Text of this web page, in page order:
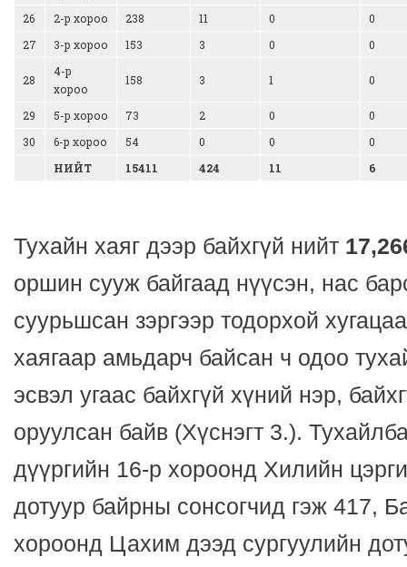
26
2-р хороо 238 11 0
0
27
3-р хороо 153 3 0 0
28
4-р
хороо
158 3 1 0
29 5-р хороо 73 2 0
0
30
6-р хороо 54 0 0
0
НИЙТ
15411 424 11 6
Тухайн хаяг дээр байхгүй нийт
оршин сууж байгаад нүүсэн, нас
суурьшсан зэргээр тодорхой
хаягаар амьдарч байсан ч одоо
эсвэл угаас байхгүй хүний нэр,
оруулсан байв (Хүснэгт 3.).
дүүргийн 16-р хороонд Хилийн
дотуур байрны сонсогчид гэж 417,
хороонд Цахим дээд сургуулийн